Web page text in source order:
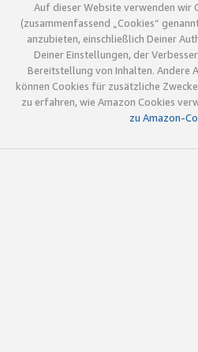
Auf dieser Website verwenden wir
(zusammenfassend „Cookies“
anzubieten, einschließlich Deiner
Deiner Einstellungen, der
Bereitstellung von Inhalten. Andere
können Cookies für zusätzliche
zu erfahren, wie Amazon Cookies
zu Amazon-